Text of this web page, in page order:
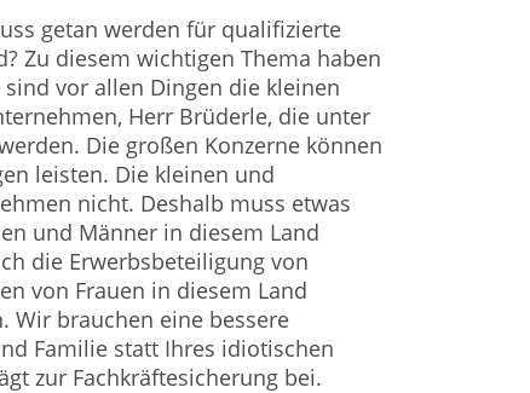
getan werden für qualifizierte
Zu diesem wichtigen Thema haben
sind vor allen Dingen die kleinen
Herr Brüderle, die unter
Die großen Konzerne können
leisten. Die kleinen und
nicht. Deshalb muss etwas
und Männer in diesem Land
die Erwerbsbeteiligung von
von Frauen in diesem Land
Wir brauchen eine bessere
Familie statt Ihres idiotischen
zur Fachkräftesicherung bei.